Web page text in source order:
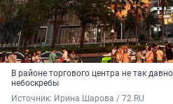
В районе торгового центра не так
небоскребы
Источник: Ирина Шарова / 72.RU